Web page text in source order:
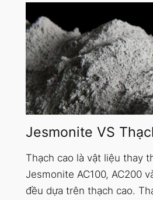
Jesmonite VS
Thạch cao là vật liệu thay
Jesmonite AC100, AC200
đều dựa trên thạch cao.